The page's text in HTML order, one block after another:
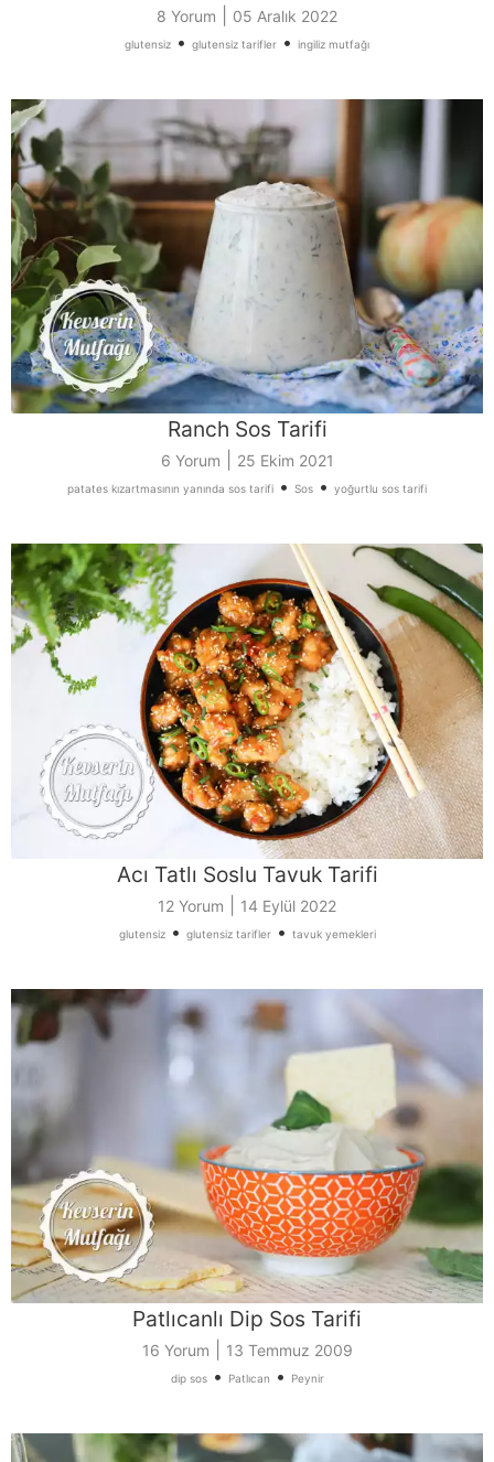
8 Yorum 05 Aralık 2022
glutensiz • glutensiz tarifler • ingiliz mutfağı
Ranch Sos Tarifi
6 Yorum 25 Ekim 2021
patates kızartmasının yanında sos tarifi • Sos • yoğurtlu sos tarifi
Acı Tatlı Soslu Tavuk Tarifi
12 Yorum 14 Eylül 2022
glutensiz• glutensiz tarifler• tavuk yemekleri
Patlıcanlı Dip Sos Tarifi
16 Yorum 13 Temmuz 2009
dip sos• Patlıcan • Peynir